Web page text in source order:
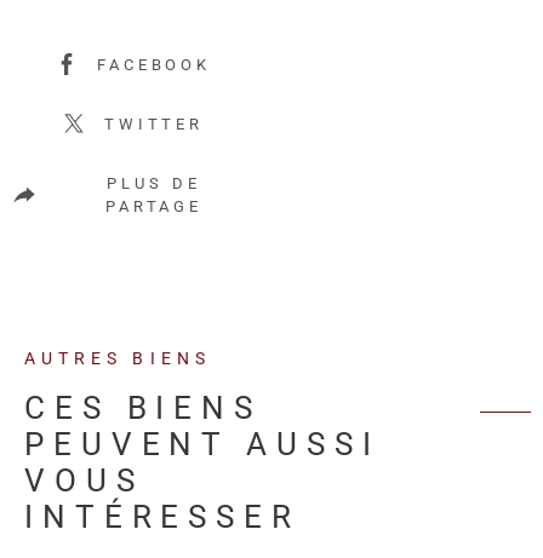
FACEBOOK
TWITTER
PLUS DE
PARTAGE
AUTRES BIENS
CES BIENS
PEUVENT AUSSI
VOUS
INTÉRESSER